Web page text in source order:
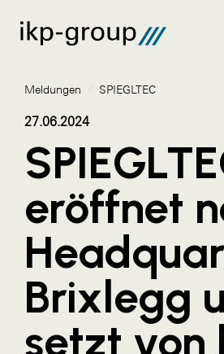
Meldungen
AKTUELLES
ACO
ALEX Krems
Amazon Web Services
Artweger
Meldungen / SPIEGLTEC
27.06.2024
eröffnet
Brixlegg
setzt von